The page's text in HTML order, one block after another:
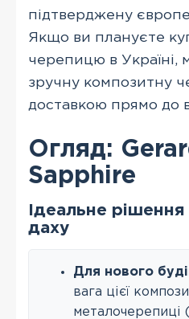
підтверджену
Якщо ви плануєте
черепицю в Україні,
зручну композитну
доставкою прямо до
Огляд:
Sapphire
Ідеальне
даху
Для нового
вага цієї
металочерепиці